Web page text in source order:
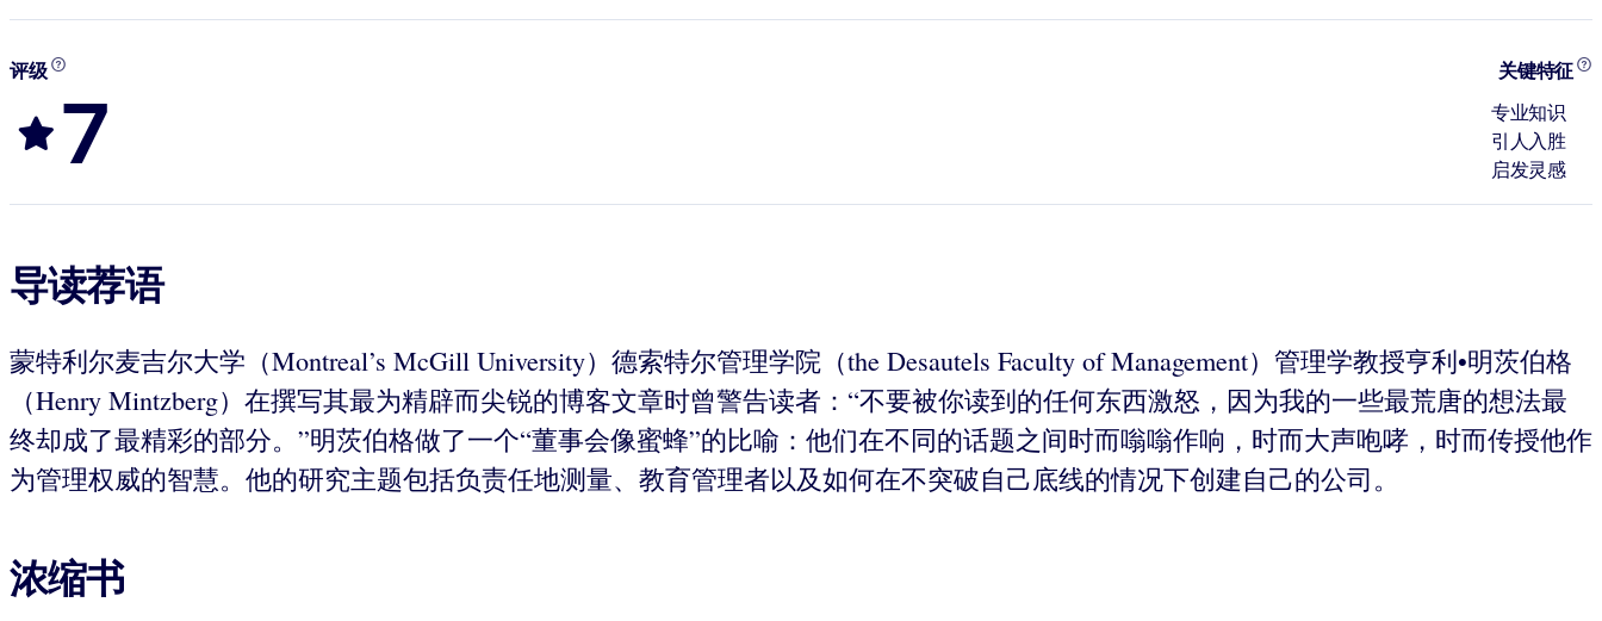
评级
7
关键特征
专业知识
引人入胜
启发灵感
导读荐语
蒙特利尔麦吉尔大学（Montreal’s McGill University）德索特尔管理学院（the Desautels Faculty of Management）管理学教授亨利•明茨伯格
（Henry Mintzberg）在撰写其最为精辟而尖锐的博客文章时曾警告读者：“不要被你读到的任何东西激怒，因为我的一些最荒唐的想法最
终却成了最精彩的部分。”明茨伯格做了一个“董事会像蜜蜂”的比喻：他们在不同的话题之间时而嗡嗡作响，时而大声咆哮，时而传授他作
为管理权威的智慧。他的研究主题包括负责任地测量、教育管理者以及如何在不突破自己底线的情况下创建自己的公司。
浓缩书